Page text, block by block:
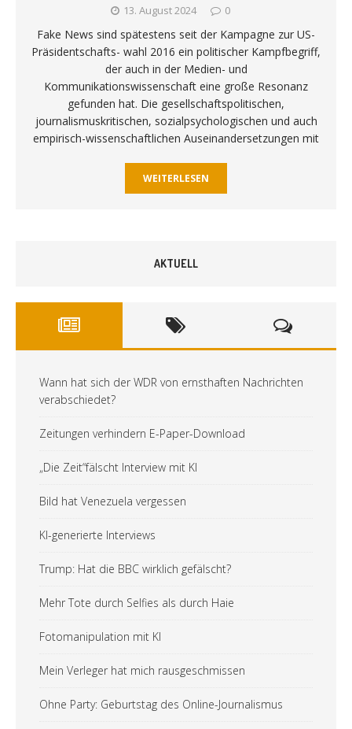
13. August 2024 0
Fake News sind spätestens seit der Kampagne zur US-
Präsidentschafts- wahl 2016 ein politischer Kampfbegriff,
der auch in der Medien- und
Kommunikationswissenschaft eine große Resonanz
gefunden hat. Die gesellschaftspolitischen,
journalismuskritischen, sozialpsychologischen und auch
empirisch-wissenschaftlichen Auseinandersetzungen mit
WEITERLESEN
AKTUELL
Wann hat sich der WDR von ernsthaften Nachrichten
verabschiedet?
Zeitungen verhindern E-Paper-Download
„Die Zeit“fälscht Interview mit KI
Bild hat Venezuela vergessen
KI-generierte Interviews
Trump: Hat die BBC wirklich gefälscht?
Mehr Tote durch Selfies als durch Haie
Fotomanipulation mit KI
Mein Verleger hat mich rausgeschmissen
Ohne Party: Geburtstag des Online-Journalismus